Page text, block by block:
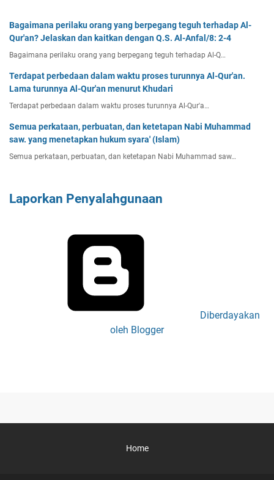
Bagaimana perilaku orang yang berpegang teguh terhadap Al-
Qur'an? Jelaskan dan kaitkan dengan Q.S. Al-Anfal/8: 2-4
Bagaimana perilaku orang yang berpegang teguh terhadap Al-Q…
Terdapat perbedaan dalam waktu proses turunnya Al-Qur'an.
Lama turunnya Al-Qur'an menurut Khudari
Terdapat perbedaan dalam waktu proses turunnya Al-Qur'a…
Semua perkataan, perbuatan, dan ketetapan Nabi Muhammad
saw. yang menetapkan hukum syara' (Islam)
Semua perkataan, perbuatan, dan ketetapan Nabi Muhammad saw…
Laporkan Penyalahgunaan
Diberdayakan
oleh Blogger
Home